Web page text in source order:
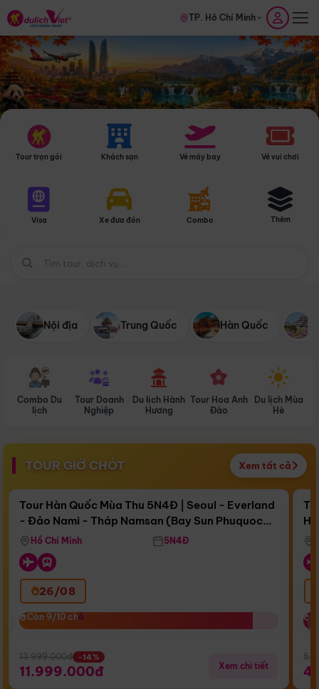
TP. Hồ Chí Minh
Tour trọn gói Khách sạn Vé máy bay Vé vui chơi
Visa Xe đưa đón Combo Thêm
Nội địa Trung Quốc Hàn Quốc
Combo Du
lịch
Tour Doanh
Nghiệp
Du lịch Hành
Hương
Tour Hoa Anh
Đào
Du lịch Mùa
Hè
TOUR GIỜ CHÓT Xem tất cả
Còn17 ngày 12:03:11
Bay Sun Phuquoc Airways
Điểm nổi bật
Tour Hàn Quốc Mùa Thu 5N4Đ | Seoul - Everland
- Đảo Nami - Tháp Namsan (Bay Sun Phuquoc
Airways)
Hồ Chí Minh 5N4Đ
26/08
Còn 9/10 chỗ
Còn 9/10 chỗ
13.999.000đ -14%
11.999.000đ Xem chi tiết